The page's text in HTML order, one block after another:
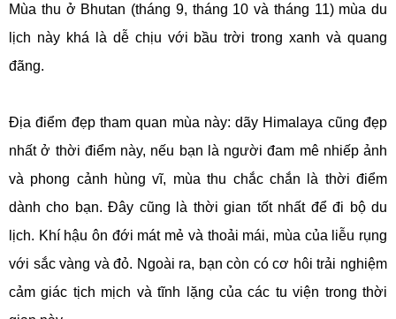
Mùa thu ở Bhutan (tháng 9, tháng 10 và tháng 11) mùa du
lịch này khá là dễ chịu với bầu trời trong xanh và quang
đãng.
Địa điểm đẹp tham quan mùa này: dãy Himalaya cũng đẹp
nhất ở thời điểm này, nếu bạn là người đam mê nhiếp ảnh
và phong cảnh hùng vĩ, mùa thu chắc chắn là thời điểm
dành cho bạn. Đây cũng là thời gian tốt nhất để đi bộ du
lịch. Khí hậu ôn đới mát mẻ và thoải mái, mùa của liễu rụng
với sắc vàng và đỏ. Ngoài ra, bạn còn có cơ hôi trải nghiệm
cảm giác tịch mịch và tĩnh lặng của các tu viện trong thời